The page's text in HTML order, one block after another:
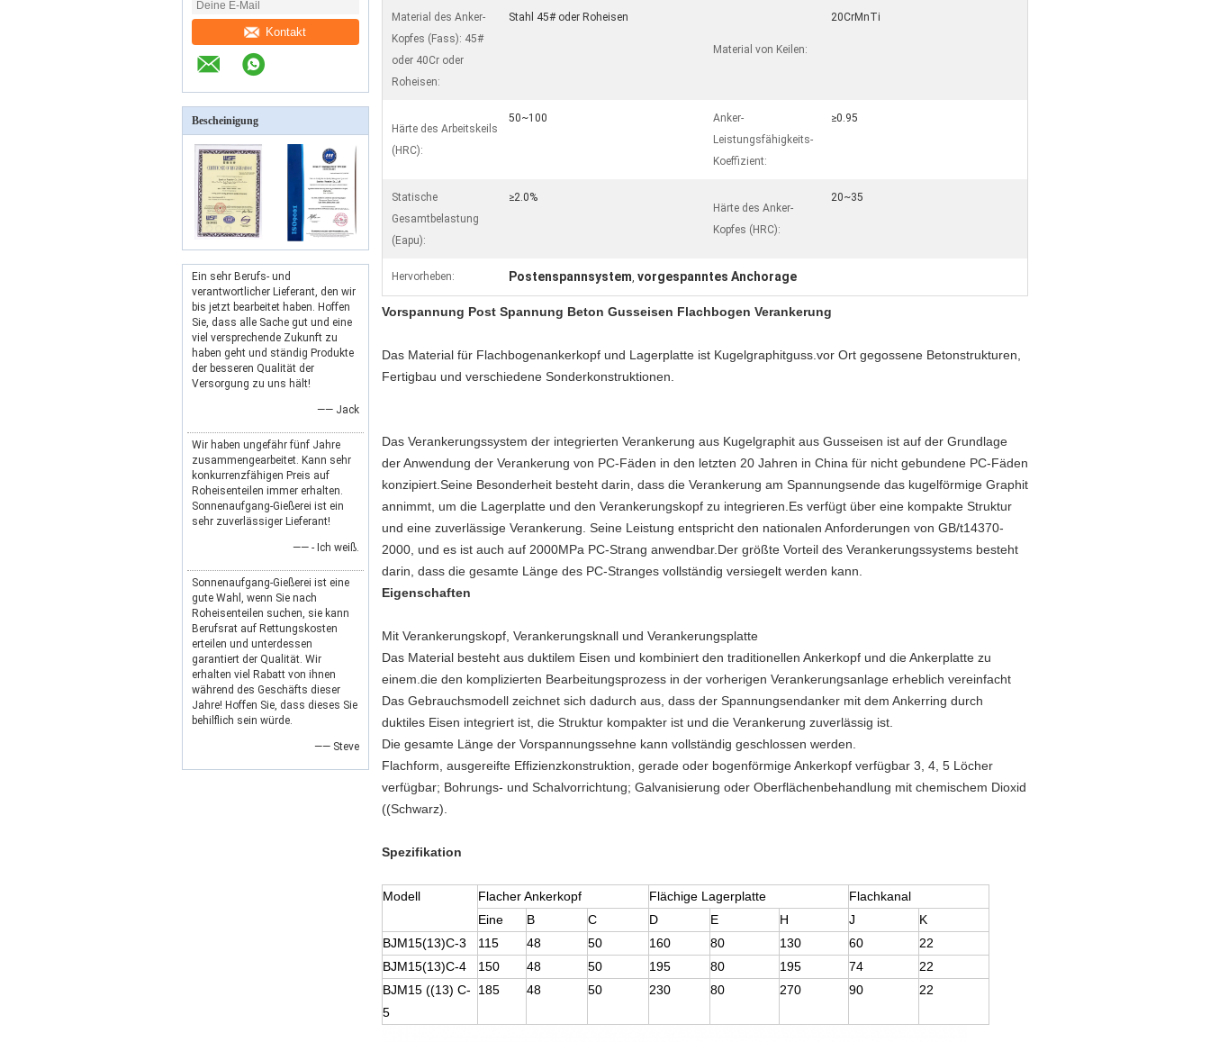
Kontakt
Bescheinigung
Ein sehr Berufs- und
verantwortlicher Lieferant, den wir
bis jetzt bearbeitet haben. Hoffen
Sie, dass alle Sache gut und eine
viel versprechende Zukunft zu
haben geht und ständig Produkte
der besseren Qualität der
Versorgung zu uns hält!
—— Jack
Wir haben ungefähr fünf Jahre
zusammengearbeitet. Kann sehr
konkurrenzfähigen Preis auf
Roheisenteilen immer erhalten.
Sonnenaufgang-Gießerei ist ein
sehr zuverlässiger Lieferant!
—— - Ich weiß.
Sonnenaufgang-Gießerei ist eine
gute Wahl, wenn Sie nach
Roheisenteilen suchen, sie kann
Berufsrat auf Rettungskosten
erteilen und unterdessen
garantiert der Qualität. Wir
erhalten viel Rabatt von ihnen
während des Geschäfts dieser
Jahre! Hoffen Sie, dass dieses Sie
behilflich sein würde.
—— Steve
Material des Anker-
Kopfes (Fass): 45#
oder 40Cr oder
Roheisen:
Stahl 45# oder Roheisen
Material von Keilen:
20CrMnTi
Härte des Arbeitskeils
(HRC):
50~100
Anker-
Leistungsfähigkeits-
Koeffizient:
≥0.95
Statische
Gesamtbelastung
(Eapu):
≥2.0%
Härte des Anker-
Kopfes (HRC):
20~35
Hervorheben: Postenspannsystem, vorgespanntes Anchorage
Vorspannung Post Spannung Beton Gusseisen Flachbogen Verankerung
Das Material für Flachbogenankerkopf und Lagerplatte ist Kugelgraphitguss.vor Ort gegossene Betonstrukturen,
Fertigbau und verschiedene Sonderkonstruktionen.
Das Verankerungssystem der integrierten Verankerung aus Kugelgraphit aus Gusseisen ist auf der Grundlage
der Anwendung der Verankerung von PC-Fäden in den letzten 20 Jahren in China für nicht gebundene PC-Fäden
konzipiert.Seine Besonderheit besteht darin, dass die Verankerung am Spannungsende das kugelförmige Graphit
annimmt, um die Lagerplatte und den Verankerungskopf zu integrieren.Es verfügt über eine kompakte Struktur
und eine zuverlässige Verankerung. Seine Leistung entspricht den nationalen Anforderungen von GB/t14370-
2000, und es ist auch auf 2000MPa PC-Strang anwendbar.Der größte Vorteil des Verankerungssystems besteht
darin, dass die gesamte Länge des PC-Stranges vollständig versiegelt werden kann.
Eigenschaften
Mit Verankerungskopf, Verankerungsknall und Verankerungsplatte
Das Material besteht aus duktilem Eisen und kombiniert den traditionellen Ankerkopf und die Ankerplatte zu
einem.die den komplizierten Bearbeitungsprozess in der vorherigen Verankerungsanlage erheblich vereinfacht
Das Gebrauchsmodell zeichnet sich dadurch aus, dass der Spannungsendanker mit dem Ankerring durch
duktiles Eisen integriert ist, die Struktur kompakter ist und die Verankerung zuverlässig ist.
Die gesamte Länge der Vorspannungssehne kann vollständig geschlossen werden.
Flachform, ausgereifte Effizienzkonstruktion, gerade oder bogenförmige Ankerkopf verfügbar 3, 4, 5 Löcher
verfügbar; Bohrungs- und Schalvorrichtung; Galvanisierung oder Oberflächenbehandlung mit chemischem Dioxid
((Schwarz).
Spezifikation
Modell Flacher Ankerkopf Flächige Lagerplatte
Flachkanal
Eine
B C D E H J
K
BJM15(13)C-3
115 48 50 160 80 130 60
22
BJM15(13)C-4
150 48 50 195 80 195 74
22
BJM15 ((13) C-
5
185 48 50 230 80 270 90 22